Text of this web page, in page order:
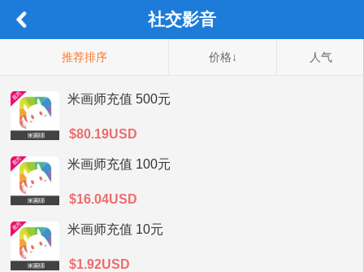
社交影音
推荐排序 价格↓ 人气
米画师充值 500元
$80.19USD
米画师充值 100元
$16.04USD
米画师充值 10元
$1.92USD